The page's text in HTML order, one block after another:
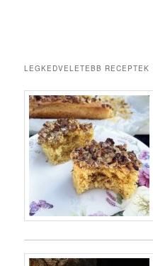
LEGKEDVELETEBB RECEPTEK